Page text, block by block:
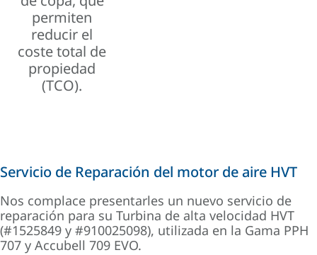
permiten
reducir el
coste total de
propiedad
(TCO).
Servicio de Reparación del motor de aire HVT
Nos complace presentarles un nuevo servicio de
reparación para su Turbina de alta velocidad HVT
(#1525849 y #910025098), utilizada en la Gama PPH
707 y Accubell 709 EVO.